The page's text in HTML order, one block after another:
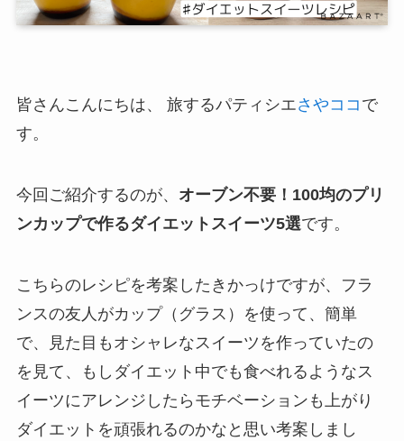
皆さんこんにちは、 旅するパティシエさやココ で
す。
今回ご紹介するのが、 オーブン不要！100均のプリ
ンカップで作るダイエットスイーツ5選です。
こちらのレシピを考案したきかっけですが、フラ
ンスの友人がカップ（グラス）を使って、簡単
で、見た目もオシャレなスイーツを作っていたの
を見て、もしダイエット中でも食べれるようなス
イーツにアレンジしたらモチベーションも上がり
ダイエットを頑張れるのかなと思い考案しまし